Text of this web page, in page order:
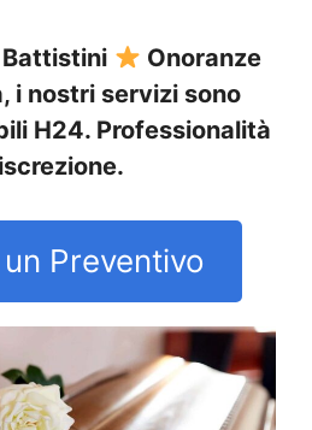
Battistini
Onoranze
i nostri servizi sono
H24. Professionalità
Preventivo